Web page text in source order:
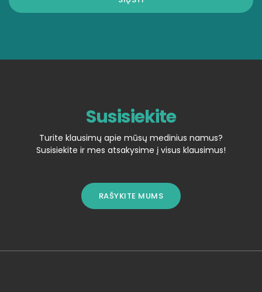
Susisiekite
Turite klausimų apie mūsų medinius namus?
Susisiekite ir mes atsakysime į visus klausimus!
RAŠYKITE MUMS